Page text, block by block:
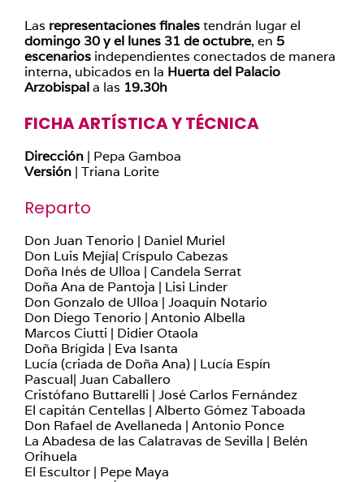
Las representaciones finalestendrán lugar el
domingo 30 y el lunes 31 de octubre, en 5
escenarios independientes conectados de manera
interna, ubicados en la Huerta del Palacio
Arzobispala las 19.30h
FICHA ARTÍSTICA Y TÉCNICA
Dirección | Pepa Gamboa
Versión | Triana Lorite
Reparto
Don Juan Tenorio | Daniel Muriel
Don Luis Mejía| Críspulo Cabezas
Doña Inés de Ulloa | Candela Serrat
Doña Ana de Pantoja | Lisi Linder
Don Gonzalo de Ulloa | Joaquín Notario
Don Diego Tenorio | Antonio Albella
Marcos Ciutti | Didier Otaola
Doña Brígida | Eva Isanta
Lucía (criada de Doña Ana) | Lucía Espín
Pascual| Juan Caballero
Cristófano Buttarelli | José Carlos Fernández
El capitán Centellas | Alberto Gómez Taboada
Don Rafael de Avellaneda | Antonio Ponce
La Abadesa de las Calatravas de Sevilla | Belén
Orihuela
El Escultor | Pepe Maya